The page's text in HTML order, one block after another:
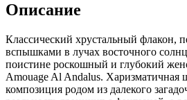
Описание
Классический хрустальный флакон,
вспышками в лучах восточного
поистине роскошный и глубокий
Amouage Al Andalus. Харизматичная
композиция родом из далекого